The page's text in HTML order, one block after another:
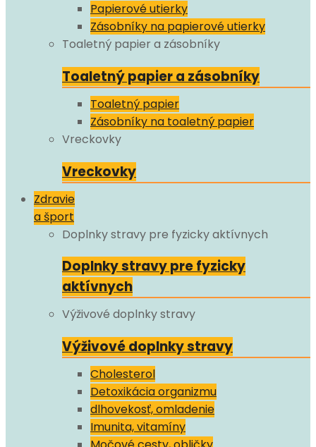
Papierové utierky
Zásobníky na papierové utierky
Toaletný papier a zásobníky
Toaletný papier a zásobníky
Toaletný papier
Zásobníky na toaletný papier
Vreckovky
Vreckovky
Zdravie
a šport
Doplnky stravy pre fyzicky aktívnych
Doplnky stravy pre fyzicky
aktívnych
Výživové doplnky stravy
Výživové doplnky stravy
Cholesterol
Detoxikácia organizmu
dlhovekosť, omladenie
Imunita, vitamíny